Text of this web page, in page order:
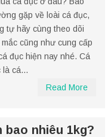
gặp về loài cá đục,
tự hãy cùng theo dõi
cũng như cung cấp
đục hiện nay nhé. Cá
là cá...
Read More
bao nhiêu 1kg?